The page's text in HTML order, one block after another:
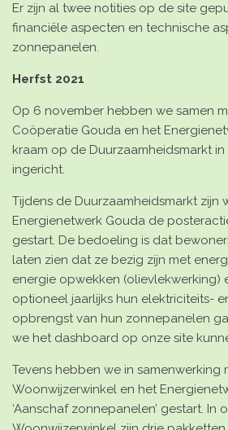
Er zijn al twee notities op de site
financiële aspecten en technische
zonnepanelen.
Herfst 2021
Op 6 november hebben we samen
Coöperatie Gouda en het
kraam op de Duurzaamheidsmarktin
ingericht.
Tijdens de Duurzaamheidsmarkt zijn
Energienetwerk Gouda de
gestart. De bedoeling is dat
laten zien dat ze bezig zijn met
energie opwekken (olievlekwerking)
optioneel jaarlijks hun elektriciteits-
opbrengst van hun zonnepanelen
we het dashboard op onze site
Tevens hebben we in samenwerking
Woonwijzerwinkel en het
‘Aanschaf zonnepanelen’ gestart. In